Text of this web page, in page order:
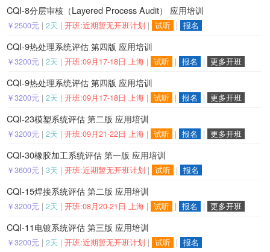
CQI-8分层审核（Layered Process Audit） 应用培训
￥2500元 | 2天 | 开班:近期暂无开班计划 | 试听 | 报名
CQI-9热处理系统评估 第四版 应用培训
￥3200元 | 2天 | 开班:09月17-18日 上海 | 试听 | 报名 | 更多开班
CQI-9热处理系统评估 第四版 应用培训
￥3200元 | 2天 | 开班:09月17-18日 上海 | 试听 | 报名 | 更多开班
CQI-23模塑系统评估 第二版 应用培训
￥3200元 | 2天 | 开班:09月21-22日 上海 | 试听 | 报名 | 更多开班
CQI-30橡胶加工系统评估 第一版 应用培训
￥3600元 | 3天 | 开班:近期暂无开班计划 | 试听 | 报名
CQI-15焊接系统评估 第二版 应用培训
￥3200元 | 2天 | 开班:08月20-21日 上海 | 试听 | 报名 | 更多开班
CQI-11电镀系统评估 第三版 应用培训
￥3200元 | 2天 | 开班:近期暂无开班计划 | 试听 | 报名